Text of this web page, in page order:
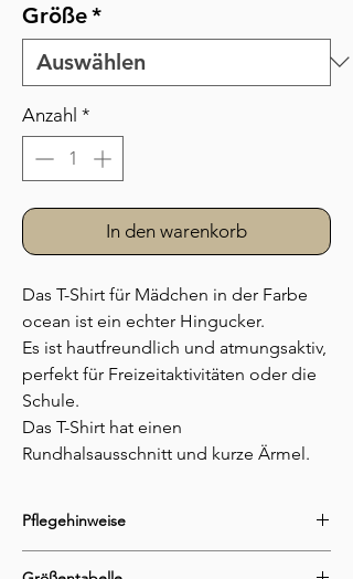
Größe*
Anzahl *
In den warenkorb
Das T-Shirt für Mädchen in der Farbe
ocean ist ein echter Hingucker.
Es ist hautfreundlich und atmungsaktiv,
perfekt für Freizeitaktivitäten oder die
Schule.
Das T-Shirt hat einen
Rundhalsausschnitt und kurze Ärmel.
Vorderseite.
Pflegehinweise